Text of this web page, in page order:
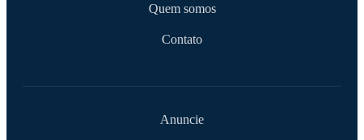
Quem somos
Contato
Anuncie